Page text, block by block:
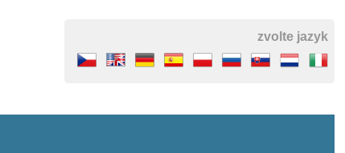
zvolte jazyk